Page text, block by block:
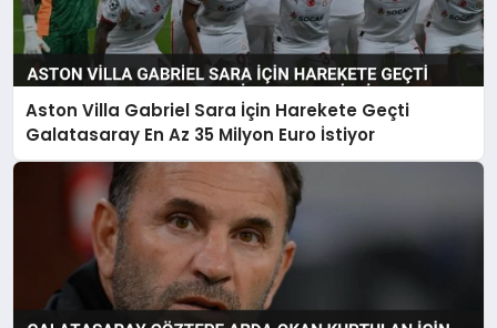
Aston Villa Gabriel Sara İçin Harekete Geçti
Galatasaray En Az 35 Milyon Euro İstiyor